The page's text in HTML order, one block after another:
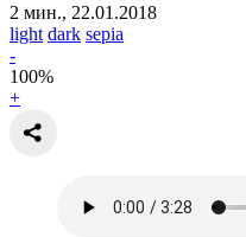
2 мин., 22.01.2018
light dark sepia
-
100%
+